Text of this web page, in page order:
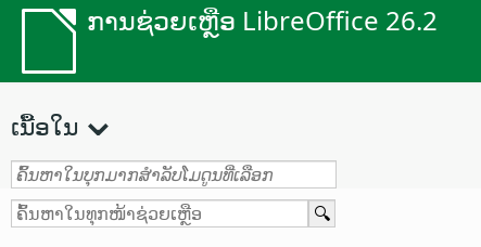
ການຊ່ວຍເຫຼືອ LibreOffice 26.2
ເນື້ອໃນ